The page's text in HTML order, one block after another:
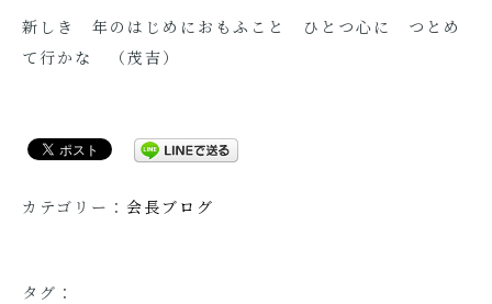
新しき 年のはじめにおもふこと ひとつ心に つとめ
て行かな （茂吉）
カテゴリー： 会長ブログ
タグ：